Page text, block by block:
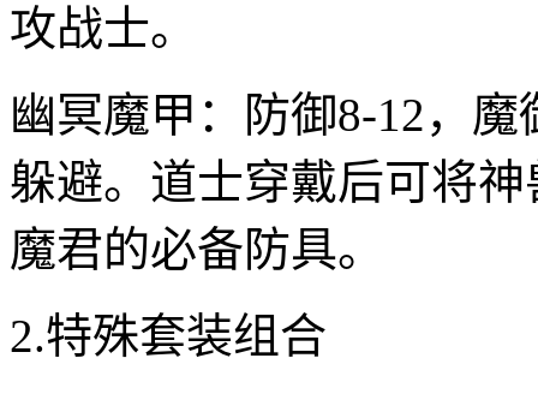
攻战士。
幽冥魔甲：防御8-12，
躲避。道士穿戴后可将
魔君的必备防具。
2.特殊套装组合